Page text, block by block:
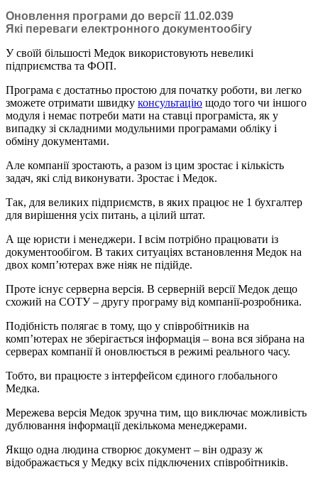
Оновлення програми до версії 11.02.039
Які переваги електронного документообігу
У своїй більшості Медок використовують невеликі
підприємства та ФОП.
Програма є достатньо простою для початку роботи, ви легко
зможете отримати швидку консультацію щодо того чи іншого
модуля і немає потреби мати на ставці програміста, як у
випадку зі складними модульними програмами обліку і
обміну документами.
Але компанії зростають, а разом із цим зростає і кількість
задач, які слід виконувати. Зростає і Медок.
Так, для великих підприємств, в яких працює не 1 бухгалтер
для вирішення усіх питань, а цілий штат.
А ще юристи і менеджери. І всім потрібно працювати із
документообігом. В таких ситуаціях встановлення Медок на
двох комп’ютерах вже ніяк не підійде.
Проте існує серверна версія. В серверній версії Медок дещо
схожий на СОТУ – другу програму від компанії-розробника.
Подібність полягає в тому, що у співробітників на
комп’ютерах не зберігається інформація – вона вся зібрана на
серверах компанії й оновлюється в режимі реального часу.
Тобто, ви працюєте з інтерфейсом єдиного глобального
Медка.
Мережева версія Медок зручна тим, що виключає можливість
дублювання інформації декількома менеджерами.
Якщо одна людина створює документ – він одразу ж
відображається у Медку всіх підключених співробітників.